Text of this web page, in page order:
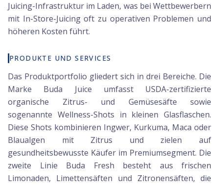
Juicing-Infrastruktur im Laden, was bei Wettbewerbern
mit In-Store-Juicing oft zu operativen Problemen und
höheren Kosten führt.
PRODUKTE UND SERVICES
Das Produktportfolio gliedert sich in drei Bereiche. Die
Marke Buda Juice umfasst USDA-zertifizierte
organische Zitrus- und Gemüsesäfte sowie
sogenannte Wellness-Shots in kleinen Glasflaschen.
Diese Shots kombinieren Ingwer, Kurkuma, Maca oder
Blaualgen mit Zitrus und zielen auf
gesundheitsbewusste Käufer im Premiumsegment. Die
zweite Linie Buda Fresh besteht aus frischen
Limonaden, Limettensäften und Zitronensäften, die